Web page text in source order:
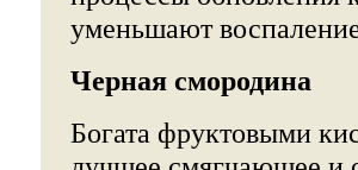
уменьшают
Черная смородина
Богата фруктовыми